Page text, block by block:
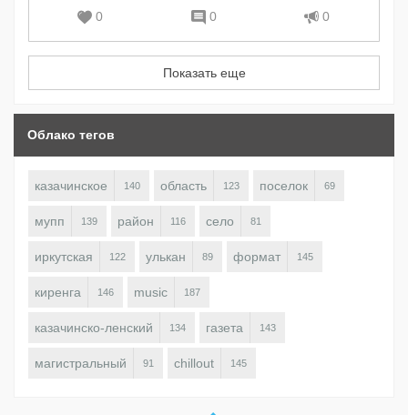
0 0 0
Показать еще
Облако тегов
казачинское 140 область 123 поселок 69
мупп 139 район 116 село 81
иркутская 122 улькан 89 формат 145
киренга 146 music 187
казачинско-ленский 134 газета 143
магистральный 91 chillout 145